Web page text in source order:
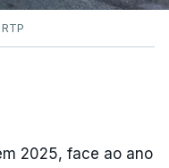
2025, face ao ano